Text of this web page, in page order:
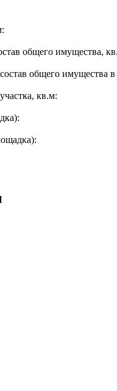
общего имущества,
общего имущества
кв.м: